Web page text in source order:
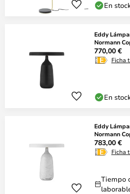
En
Eddy
Normann
770,00 €
Ficha
En
Eddy
Normann
783,00 €
Ficha
Tiempo